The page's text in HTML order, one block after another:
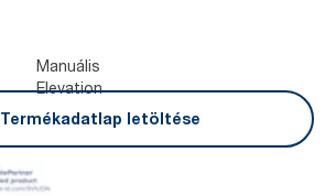
Manuális
Elevation
Termékadatlap letöltése